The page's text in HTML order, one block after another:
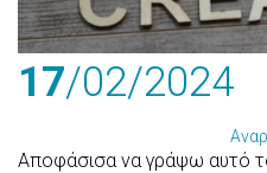
17/02/2024
Αποφάσισα να γράψω αυτό